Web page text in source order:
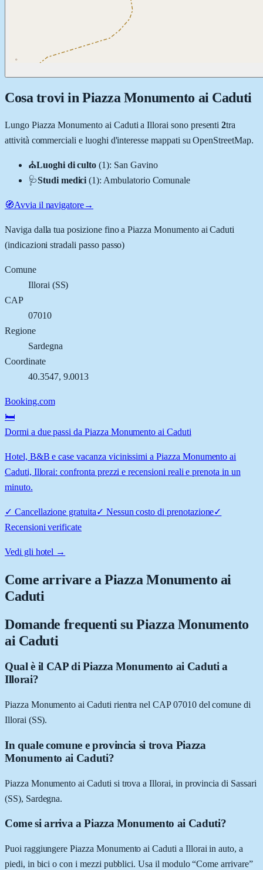
Cosa trovi in Piazza Monumento ai Caduti
Lungo Piazza Monumento ai Caduti aIllorai sono presenti 2tra
attività commerciali e luoghi d'interesse mappati su OpenStreetMap.
⛪Luoghi di culto (1): San Gavino
🩺Studi medici (1): Ambulatorio Comunale
🧭Avvia il navigatore→
Naviga dalla tua posizione fino aPiazza Monumento ai Caduti
(indicazioni stradali passo passo)
Comune
Illorai (SS)
CAP
07010
Regione
Sardegna
Coordinate
40.3547, 9.0013
Booking.com
🛏️
Dormi a due passi da Piazza Monumento ai Caduti
Hotel, B&B e case vacanza vicinissimi a Piazza Monumento ai
Caduti, Illorai: confronta prezzi e recensioni reali e prenota in un
minuto.
✓ Cancellazione gratuita✓ Nessun costo di prenotazione✓
Recensioni verificate
Vedi gli hotel →
Come arrivare aPiazza Monumento ai
Caduti
Domande frequenti su Piazza Monumento
ai Caduti
Qual è il CAP di Piazza Monumento ai Caduti a
Illorai?
Piazza Monumento ai Caduti rientra nel CAP 07010 del comune di
Illorai (SS).
In quale comune e provincia si trova Piazza
Monumento ai Caduti?
Piazza Monumento ai Caduti si trova a Illorai, in provincia di Sassari
(SS), Sardegna.
Come si arriva a Piazza Monumento ai Caduti?
Puoi raggiungere Piazza Monumento ai Caduti a Illorai in auto, a
piedi, in bici o con i mezzi pubblici. Usa il modulo “Come arrivare”